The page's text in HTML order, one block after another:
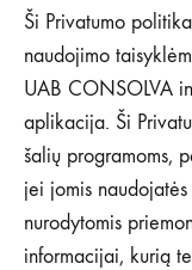
Ši Privatumo
naudojimo
UAB CONSOLVA
aplikacija. Ši
šalių programoms,
jei jomis
nurodytomis
informacijai, kurią